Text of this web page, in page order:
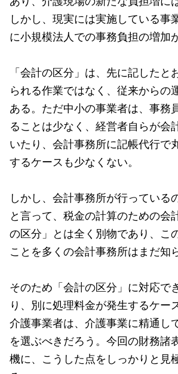
しかし、現実には実施している事
に小規模法人での事務負担の増加
「会計の区分」は、先に記したと
られる作業ではなく、従来からの
ある。ただ中小の事業者は、事務
ることは少なく、経営者自らが会
いたり、会計事務所に記帳代行で
するケースも少なくない。
しかし、会計事務所が行っている
と言って、税金の計算のための会
の区分」とは全く別物であり、こ
ことを多くの会計事務所はまだ知
そのため「会計の区分」に対応で
り、別に処理料金が発生するケー
介護事業者は、介護事業に精通し
を選ぶべきだろう。今回の財務諸
機に、こうした点をしっかりと見